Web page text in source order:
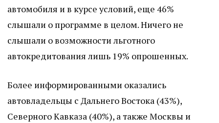
автомобиля и в курсе условий, еще 46%
слышали о программе в целом. Ничего не
слышали о возможности льготного
автокредитования лишь 19% опрошенных.
Более информированными оказались
автовладельцы с Дальнего Востока (43%),
Северного Кавказа (40%), а также Москвы и